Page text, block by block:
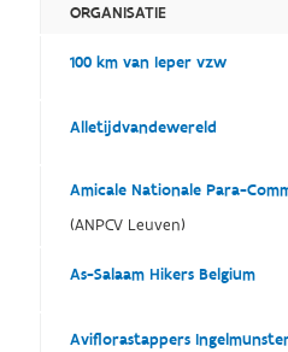
ORGANISATIE
100 km van Ieper vzw
Alletijdvandewereld
Amicale Nationale Para-
(ANPCV Leuven)
As-Salaam Hikers Belgium
Aviflorastappers